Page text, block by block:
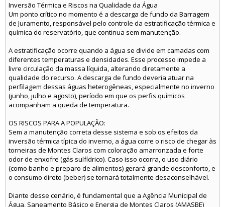
Inversão Térmica e Riscos na Qualidade da Água
Um ponto crítico no momento é a descarga de fundo da Barragem
de Juramento, responsável pelo controle da estratificação térmica e
química do reservatório, que continua sem manutenção.
A estratificação ocorre quando a água se divide em camadas com
diferentes temperaturas e densidades. Esse processo impede a
livre circulação da massa líquida, alterando diretamente a
qualidade do recurso. A descarga de fundo deveria atuar na
perfilagem dessas águas heterogêneas, especialmente no inverno
(junho, julho e agosto), período em que os perfis químicos
acompanham a queda de temperatura.
OS RISCOS PARA A POPULAÇÃO:
Sem a manutenção correta desse sistema e sob os efeitos da
inversão térmica típica do inverno, a água corre o risco de chegar às
torneiras de Montes Claros com coloração amarronzada e forte
odor de enxofre (gás sulfídrico). Caso isso ocorra, o uso diário
(como banho e preparo de alimentos) gerará grande desconforto, e
o consumo direto (beber) se tornará totalmente desaconselhável.
Diante desse cenário, é fundamental que a Agência Municipal de
Água, Saneamento Básico e Energia de Montes Claros (AMASBE)